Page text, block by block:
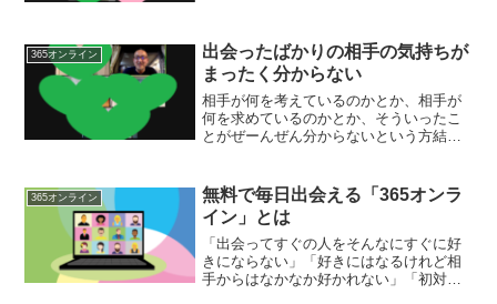
365オンライン
出会ったばかりの相手の気持ちが
まったく分からない
相手が何を考えているのかとか、相手が
何を求めているのかとか、そういったこ
とがぜーんぜん分からないという方結構
と。でも、これ、分かる方法があるんで
す。
365オンライン
無料で毎日出会える「365オンラ
イン」とは
「出会ってすぐの人をそんなにすぐに好
きにならない」「好きにはなるけれど相
手からはなかなか好かれない」「初対面